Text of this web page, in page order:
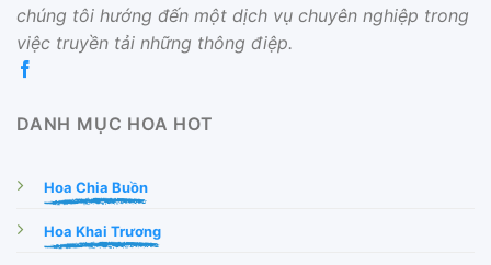
chúng tôi hướng đến một dịch vụ chuyên nghiệp trong
việc truyền tải những thông điệp.
DANH MỤC HOA HOT
Hoa Chia Buồn
Hoa Khai Trương